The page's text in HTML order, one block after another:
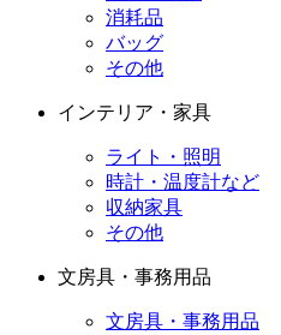
消耗品
バッグ
その他
インテリア・家具
ライト・照明
時計・温度計など
収納家具
その他
文房具・事務用品
文房具・事務用品